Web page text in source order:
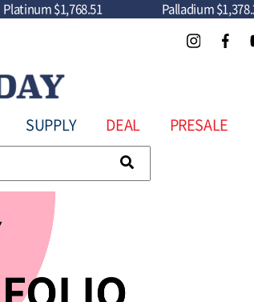
Platinum$1,768.51 Palladium
SUPPLY DEAL PRESALE